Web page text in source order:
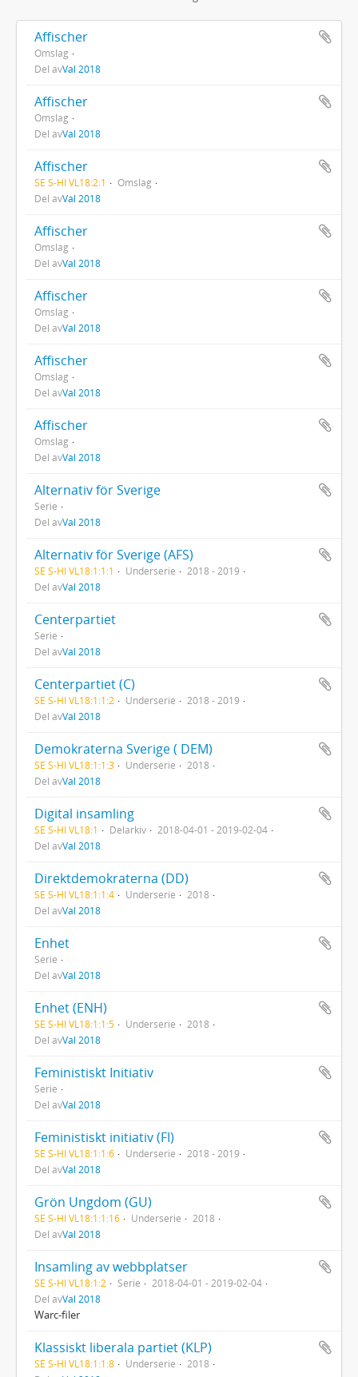
Affischer
Omslag
Del avVal 2018
Affischer
Omslag
Del avVal 2018
Affischer
SE S-HI VL18:2:1
Omslag
Del avVal 2018
Affischer
Omslag
Del avVal 2018
Affischer
Omslag
Del avVal 2018
Affischer
Omslag
Del avVal 2018
Affischer
Omslag
Del avVal 2018
Alternativ för Sverige
Serie
Del avVal 2018
Alternativ för Sverige (AFS)
SE S-HI VL18:1:1:1 Underserie
2018 - 2019
Del avVal 2018
Centerpartiet
Serie
Del avVal 2018
Centerpartiet (C)
SE S-HI VL18:1:1:2 Underserie
2018 - 2019
Del avVal 2018
Demokraterna Sverige ( DEM)
SE S-HI VL18:1:1:3 Underserie
2018
Del avVal 2018
Digital insamling
SE S-HI VL18:1 Delarkiv
2018-04-01 - 2019-02-04
Del avVal 2018
Direktdemokraterna (DD)
SE S-HI VL18:1:1:4 Underserie
2018
Del avVal 2018
Enhet
Serie
Del avVal 2018
Enhet (ENH)
SE S-HI VL18:1:1:5 Underserie
2018
Del avVal 2018
Feministiskt Initiativ
Serie
Del avVal 2018
Feministiskt initiativ (FI)
SE S-HI VL18:1:1:6 Underserie
2018 - 2019
Del avVal 2018
Grön Ungdom (GU)
SE S-HI VL18:1:1:16 Underserie
2018
Del avVal 2018
Insamling av webbplatser
SE S-HI VL18:1:2 Serie
2018-04-01 - 2019-02-04
Del avVal 2018
Warc-filer
Klassiskt liberala partiet (KLP)
SE S-HI VL18:1:1:8 Underserie
2018